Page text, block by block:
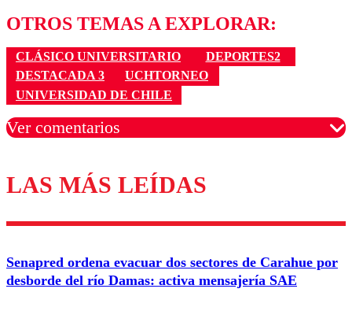
OTROS TEMAS A EXPLORAR:
CLÁSICO UNIVERSITARIO
DEPORTES2
DESTACADA 3
UCHTORNEO
UNIVERSIDAD DE CHILE
Ver comentarios
Los comentarios son moderados para garantizar un
diálogo respetuoso.
Correo
LAS MÁS LEÍDAS
Senapred ordena evacuar dos sectores de Carahue por
desborde del río Damas: activa mensajería SAE